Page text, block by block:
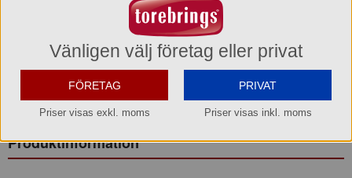
• Längd:12 cm
• Höjd: 22,5 cm
• Volym: 140 cl
• Material: rPET
• Tål ej maskindisk så bör handdiskas
Produktinformation
Vänligen välj företag eller privat
FÖRETAG
Priser visas exkl. moms
PRIVAT
Priser visas inkl. moms